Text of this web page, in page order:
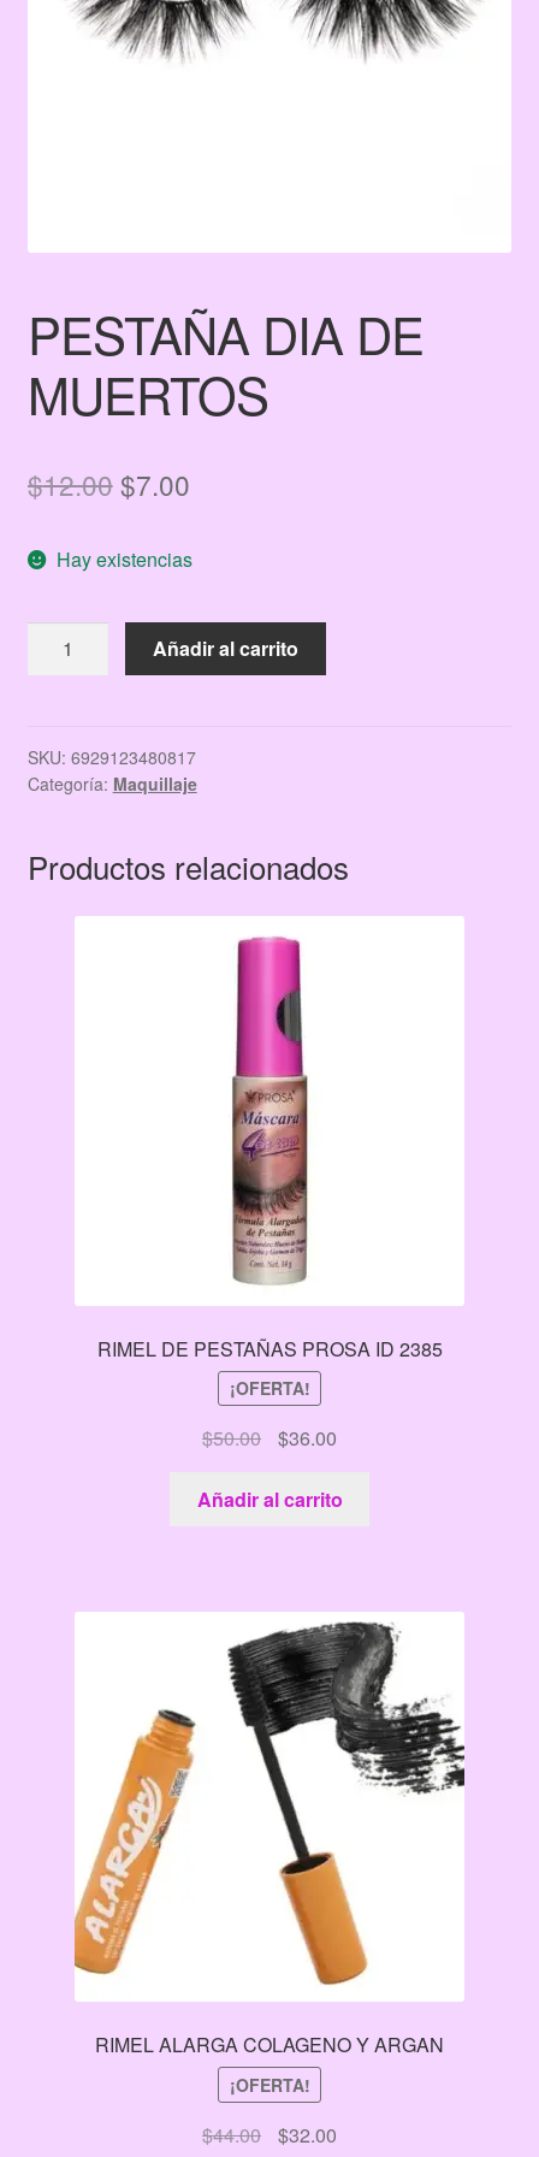
PESTAÑA DIA DE
MUERTOS
$12.00El
original
era:
$12.00.
$7.00El
actual
es:
$7.00.
Hay existencias
PESTAÑA
cantidad
Añadir al carrito
SKU: 6929123480817
Categoría: Maquillaje
Productos relacionados
RIMEL DE PESTAÑAS PROSA ID 2385
¡OFERTA!
$50.00
El
precio
original
era:
$36.00El
precio
actual
es:
Añadir al carrito
RIMEL ALARGA COLAGENO Y ARGAN
¡OFERTA!
$44.00
El
$32.00El